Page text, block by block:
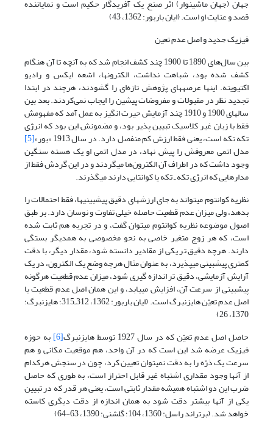
جهان (جهان ماشین‏وار) اثر صنع یک آفریدگار حکیم است و نمایاننده
قصد و عنایت او است. (ایان باربور: 1362، 43)
فیزیک جدید و اصل عدم تعین
بین سال‌های 1890 تا 1900 چند کشف انجام شد که به آنچه تا آن هنگام
کشف شده بود، شباهت نداشت، الکترون‎ها، اشعه ایکس و رادیو
اکتیویته. این‎ها عرصه‎های پژوهش تازه‌ای را گشودند، هرچند در ابتدا
تجدید نظر در مقبولات و مفروضات پیشین را ایجاب نمی‌کردند. بعد بین
سالهای 1900 و 1910 چند آزمایش حیرت انگیز به عمل آمد که مفهومش
فقط با زبان غیر کلاسیک تبیین پذیر بود، و مضمونش این بود که انرژی
تکه تکه است، یعنی فقط ارزش کم منفصل دارد. در سال 1913 «بور» [5]
مدل اتمی معروفش را پیش نهاد، در مدل اتمی او یک هسته سنگین
وجود داشت که در اطراف آن الکترون‌ها ‌‎می‎گردند و در این گردش فقط از
مدارهایی که انرژی تکه ـ تکه یا کوانتایی دارند ‌‎می‎گذرند.
نظریه کوانتوم می‎تواند به جای ارزش‎های دقیق‌ پیش‎بینی‎ها، فقط احتمالات را
بدهد، ولی میزان عدم قطعیت حاصله خیلی تفاوت و نوسان دارد. بر طبق
اصول موضوعه نظریه کوانتوم می‎توان گفت، و در تجربه هم ثابت شده
است، که هر زوج متغیر خاصی به نحو مخصوصی به همدیگر بستگی
دارند. هرچه دقیق تر یکی از مقادیر دانسته شود، مقدار دیگر، با دقت
کمتری‌ پیش‎بینی ‌‎می‎پذیرد، به عنوان مثال هرچه وضع یک الکترون، در یک
آرایش آزمایشی، دقیق تر اندازه گیری شود، میزان عدم قطعیت هرگونه‌
پیش‎بینی از سرعت آن، افزایش ‌‎می‎یابد، و این همان اصل عدم قطعیت یا
اصل عدم تعیّن هایزنبرگ است. (ایان باربور: 1362، 312ـ315؛ هایزنبرگ:
1370، 26)
حاصل اصل عدم تعیّن که در سال 1927 توسط هایزنبرگ
[6] به حوزه
فیزیک عرضه شد این است که در آن واحد، هم موقعیت مکانی و هم
سرعت یک ذرّه را به دقت نمی‎توان تعیین کرد، چون در سنجش هرکدام
از آنها وجود مقداری اشتباه غیر قابل احتراز است، به طوری که حاصل
ضرب این دو اشتباه همیشه مقدار ثابتی است، یعنی هر قدر که در تبیین
یکی از آنها بیشتر دقت شود به همان اندازه از دقت دیگری کاسته
خواهد شد. (برتراند راسل: 1360، 104؛ گلشنی: 1390، 63-64)